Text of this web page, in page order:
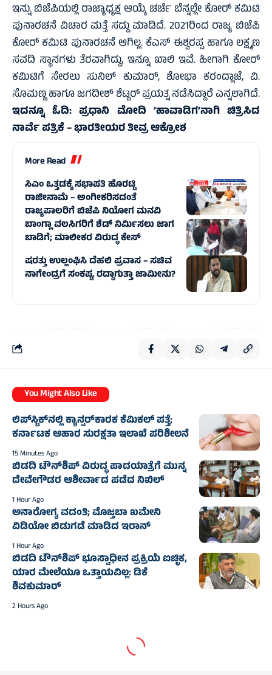
ಇನ್ನು ಬಿಜೆಪಿಯಲ್ಲಿ ರಾಜ್ಯಾಧ್ಯಕ್ಷ ಆಯ್ಕೆ ಚರ್ಚೆ ಬೆನ್ನಲ್ಲೇ ಕೋರ್ ಕಮಿಟಿ
ಪುನಾರಚನೆ ವಿಚಾರ ಮತ್ತೆ ಸದ್ದು ಮಾಡಿದೆ. 2021ರಿಂದ ರಾಜ್ಯ ಬಿಜೆಪಿ
ಕೋರ್ ಕಮಿಟಿ ಪುನಾರಚನೆ ಆಗಿಲ್ಲ. ಕೆಎಸ್ ಈಶ್ವರಪ್ಪ ಹಾಗೂ ಲಕ್ಷ್ಮಣ
ಸವದಿ ಸ್ಥಾನಗಳು ತೆರವಾಗಿದ್ದು, ಇನ್ನೂ ಖಾಲಿ ಇವೆ. ಹೀಗಾಗಿ ಕೋರ್
ಕಮಿಟಿಗೆ ಸೇರಲು ಸುನಿಲ್ ಕುಮಾರ್, ಶೋಭಾ ಕರಂದ್ಲಾಜೆ, ವಿ.
ಸೊಮಣ್ಣ ಹಾಗೂ ಜಗದೀಶ್ ಶೆಟ್ಟರ್ ಪ್ರಯತ್ನ ನಡೆಸಿದ್ದಾರೆ ಎನ್ನಲಾಗಿದೆ.
ಇದನ್ನೂ ಓದಿ:ಪ್ರಧಾನಿ ಮೋದಿ ‘ಹಾವಾಡಿಗ’ನಾಗಿ ಚಿತ್ರಿಸಿದ
ನಾರ್ವೆ ಪತ್ರಿಕೆ – ಭಾರತೀಯರ ತೀವ್ರ ಆಕ್ರೋಶ
More Read
ಸಿಎಂ ಒತ್ತಡಕ್ಕೆ ಸಭಾಪತಿ ಹೊರಟ್ಟಿ
ರಾಜೀನಾಮೆ – ಅಂಗೀಕರಿಸದಂತೆ
ರಾಜ್ಯಪಾಲರಿಗೆ ಬಿಜೆಪಿ ನಿಯೋಗ ಮನವಿ
ಬಾಂಗ್ಲಾ ವಲಸಿಗರಿಗೆ ಶೆಡ್ ನಿರ್ಮಿಸಲು ಜಾಗ
ಬಾಡಿಗೆ; ಮಾಲೀಕರ ವಿರುದ್ಧ ಕೇಸ್
ಷರತ್ತು ಉಲ್ಲಂಘಿಸಿ ದೆಹಲಿ ಪ್ರವಾಸ – ಸಚಿವ
ನಾಗೇಂದ್ರಗೆ ಸಂಕಷ್ಟ, ರದ್ದಾಗುತ್ತಾ ಜಾಮೀನು?
You Might Also Like
ಲಿಪ್‌ಸ್ಟಿಕ್‌ನಲ್ಲಿ ಕ್ಯಾನ್ಸರ್‌ಕಾರಕ ಕೆಮಿಕಲ್ ಪತ್ತೆ;
ಕರ್ನಾಟಕ ಆಹಾರ ಸುರಕ್ಷತಾ ಇಲಾಖೆ ಪರಿಶೀಲನೆ
15 Minutes Ago
ಬಿಡದಿ ಟೌನ್‌ಶಿಪ್ ವಿರುದ್ಧ ಪಾದಯಾತ್ರೆಗೆ ಮುನ್ನ
ದೇವೇಗೌಡರ ಆಶೀರ್ವಾದ ಪಡೆದ ನಿಖಿಲ್
1 Hour Ago
ಅನಾರೋಗ್ಯ ವದಂತಿ; ಮೊಜ್ತಬಾ ಖಮೇನಿ
ವಿಡಿಯೋ ಬಿಡುಗಡೆ ಮಾಡಿದ ಇರಾನ್
1 Hour Ago
ಬಿಡದಿ ಟೌನ್‌ಶಿಪ್‌ ಭೂಸ್ವಾಧೀನ ಪ್ರಕ್ರಿಯೆ ಐಚ್ಛಿಕ,
ಯಾರ ಮೇಲೆಯೂ ಒತ್ತಾಯವಿಲ್ಲ: ಡಿಕೆ
ಶಿವಕುಮಾರ್‌
2 Hours Ago